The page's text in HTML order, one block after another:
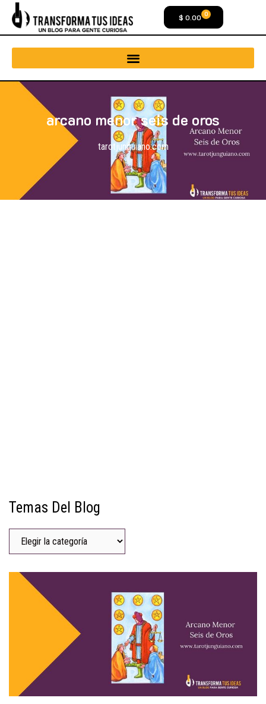
$ 0.00 0
arcano menor seis de oros
tarotjunguiano.com
Temas Del Blog